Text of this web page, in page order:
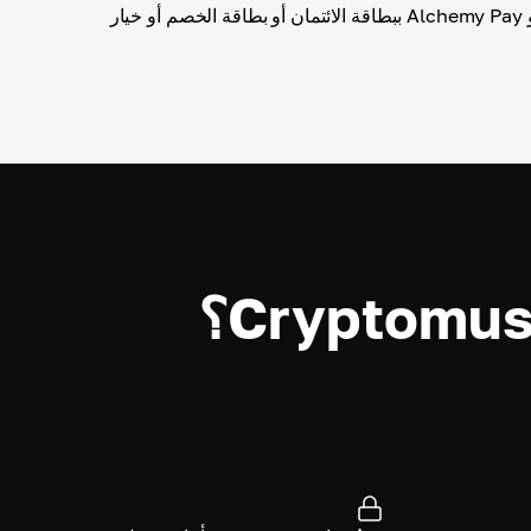
تحقق من جميع التفاصيل و Alchemy Pay ببطاقة الائتمان أو بطاقة الخصم أو خيار